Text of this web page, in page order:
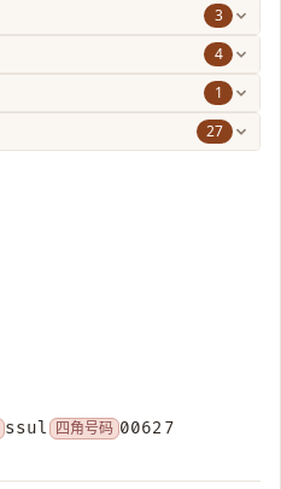
3
4
1
27
ssul 四角号码 00627